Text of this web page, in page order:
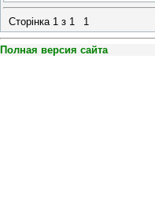
Сторінка 1 з 1 1
Полная версия сайта